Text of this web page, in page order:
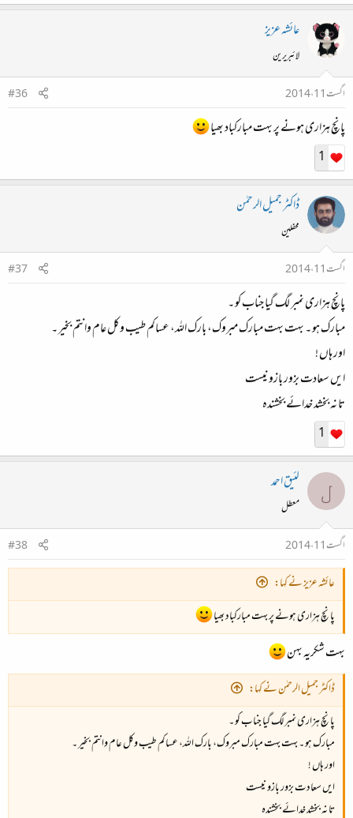
عائشہ عزیز
لائبریرین
اگست 11، 2014
#36
پانچ ہزاری ہونے پر بہت مبارکباد بھیا
1
ڈاکٹر جمیل الرحمٰن
محفلین
اگست 11، 2014
#37
پانچ ہزاری نمبر لگ گیا جناب کو ۔
مبارک ہو ۔ بہت بہت مبارک مبروک، بارک اللہ، عساکم طیب وکل عام وانتم بخیر ۔
اور ہاں !
ایں سعادت بزور بازو نیست
تا نہ بخشد خدائے بخشندہ
1
ل لئیق احمد
معطل
اگست 11، 2014
#38
عائشہ عزیز نے کہا:
پانچ ہزاری ہونے پر بہت مبارکباد بھیا
بہت شکریہ بہن
ڈاکٹر جمیل الرحمٰن نے کہا:
پانچ ہزاری نمبر لگ گیا جناب کو ۔
مبارک ہو ۔ بہت بہت مبارک مبروک، بارک اللہ، عساکم طیب وکل عام وانتم بخیر ۔
اور ہاں !
ایں سعادت بزور بازو نیست
تا نہ بخشد خدائے بخشندہ